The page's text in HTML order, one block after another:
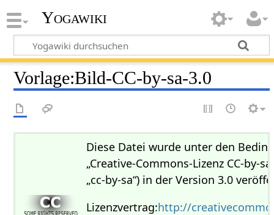
Yogawiki
Vorlage:Bild-CC-by-sa-3.0
Diese Datei wurde unter den
„Creative-Commons-Lizenz CC-by-
„cc-by-sa“) in der Version 3.0
Lizenzvertrag:http://